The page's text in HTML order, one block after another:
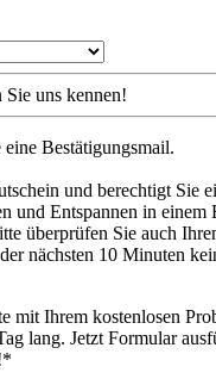
Sie uns kennen!
Bestätigungsmail.
und berechtigt Sie
und Entspannen in
überprüfen Sie auch
nächsten 10 Minuten
mit Ihrem kostenlosen
lang. Jetzt Formular